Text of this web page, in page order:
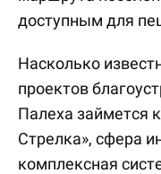
доступным для
Насколько
проектов
Палеха займется
Стрелка», сфера
комплексная